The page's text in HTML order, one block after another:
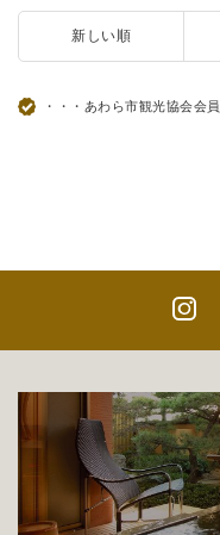
新しい順
・・・あわら市観光協会会員